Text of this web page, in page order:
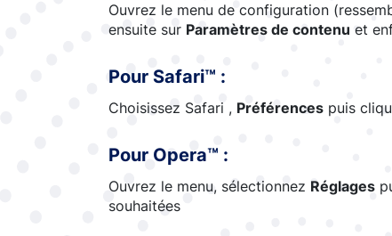
Ouvrez le menu de configuration
ensuite sur Paramètres de contenu et
Pour Safari™ :
Choisissez Safari , Préférences puis
Pour Opera™ :
Ouvrez le menu, sélectionnez Réglages
souhaitées